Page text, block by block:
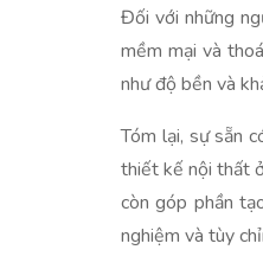
Đối với những
mềm mại và
như độ bền và
Tóm lại, sự sẵn
thiết kế nội thất
còn góp phần
nghiệm và tùy